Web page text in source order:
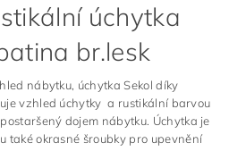
úchytka
br.lesk
nábytku, úchytka Sekol díky
vzhled úchytky a rustikální barvou
dojem nábytku. Úchytka je
také okrasné šroubky pro upevnění